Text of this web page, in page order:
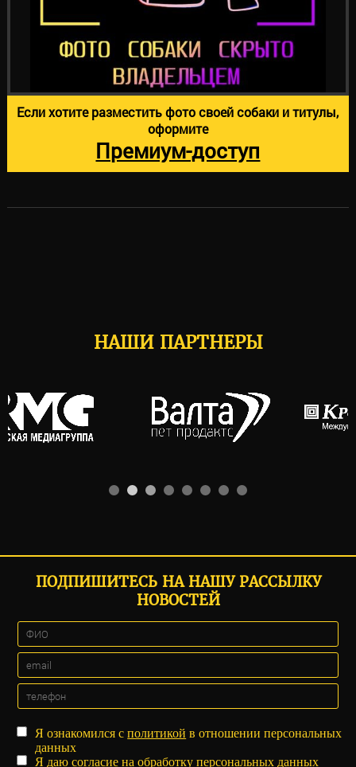
Если хотите разместить фото своей собаки и титулы,
оформите
Премиум-доступ
НАШИ ПАРТНЕРЫ
ПОДПИШИТЕСЬ НА НАШУ РАССЫЛКУ
НОВОСТЕЙ
Я ознакомился сполитикой в отношении персональных
данных
Я даюсогласие на обработку персональных данных